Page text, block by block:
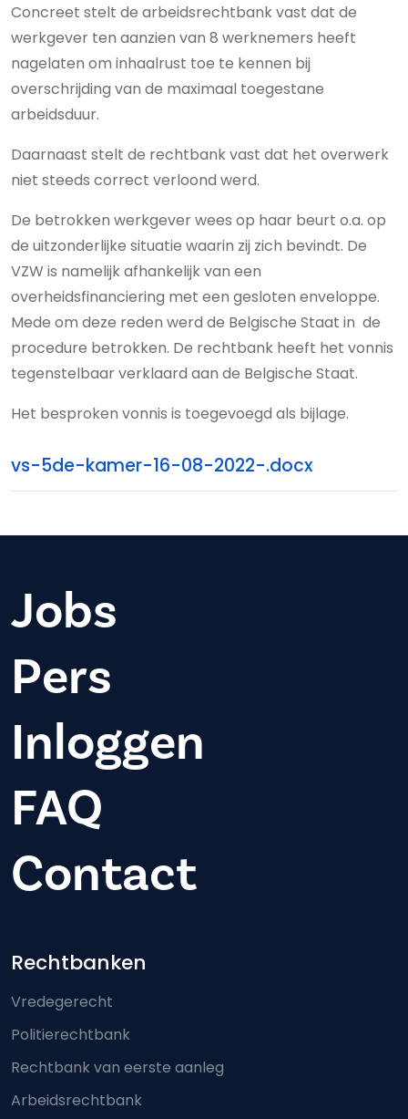
Concreet stelt de arbeidsrechtbank vast dat de
werkgever ten aanzien van 8 werknemers heeft
nagelaten om inhaalrust toe te kennen bij
overschrijding van de maximaal toegestane
arbeidsduur.
Daarnaast stelt de rechtbank vast dat het overwerk
niet steeds correct verloond werd.
De betrokken werkgever wees op haar beurt o.a. op
de uitzonderlijke situatie waarin zij zich bevindt. De
VZW is namelijk afhankelijk van een
overheidsfinanciering met een gesloten enveloppe.
Mede om deze reden werd de Belgische Staat in de
procedure betrokken. De rechtbank heeft het vonnis
tegenstelbaar verklaard aan de Belgische Staat.
Het besproken vonnis is toegevoegd als bijlage.
vs-5de-kamer-16-08-2022-.docx
Jobs
Pers
Inloggen
FAQ
Contact
Footer-menu
Rechtbanken
Vredegerecht
Politierechtbank
Rechtbank van eerste aanleg
Arbeidsrechtbank